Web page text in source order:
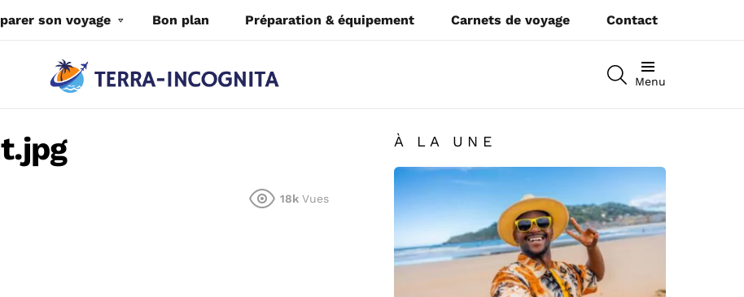
son voyage Bon plan Préparation & équipement Carnets de voyage Contact
RECHERCHEZ
Menu
18k Vues
À LA UNE